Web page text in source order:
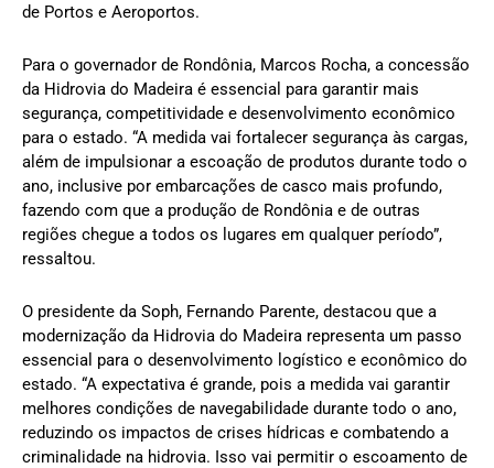
de Portos e Aeroportos.
Para o governador de Rondônia, Marcos Rocha, a concessão
da Hidrovia do Madeira é essencial para garantir mais
segurança, competitividade e desenvolvimento econômico
para o estado. “A medida vai fortalecer segurança às cargas,
além de impulsionar a escoação de produtos durante todo o
ano, inclusive por embarcações de casco mais profundo,
fazendo com que a produção de Rondônia e de outras
regiões chegue a todos os lugares em qualquer período”,
ressaltou.
O presidente da Soph, Fernando Parente, destacou que a
modernização da Hidrovia do Madeira representa um passo
essencial para o desenvolvimento logístico e econômico do
estado. “A expectativa é grande, pois a medida vai garantir
melhores condições de navegabilidade durante todo o ano,
reduzindo os impactos de crises hídricas e combatendo a
criminalidade na hidrovia. Isso vai permitir o escoamento de